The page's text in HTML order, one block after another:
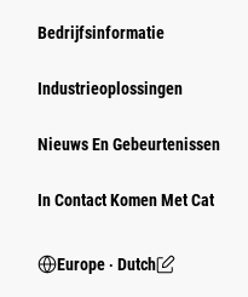
Bedrijfsinformatie
Industrieoplossingen
Nieuws En Gebeurtenissen
In Contact Komen Met Cat
Europe ‧ Dutch